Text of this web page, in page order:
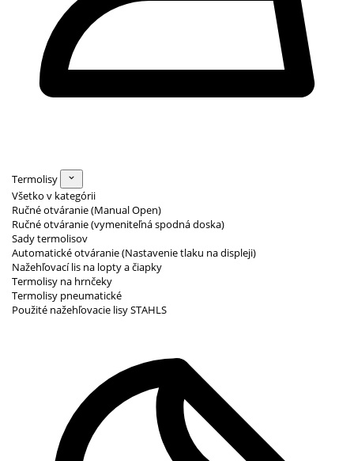
Termolisy
Všetko v kategórii
Ručné otváranie (Manual Open)
Ručné otváranie (vymeniteľná spodná doska)
Sady termolisov
Automatické otváranie (Nastavenie tlaku na displeji)
Nažehľovací lis na lopty a čiapky
Termolisy na hrnčeky
Termolisy pneumatické
Použité nažehľovacie lisy STAHLS